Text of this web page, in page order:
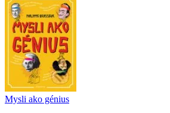
Mysli ako génius